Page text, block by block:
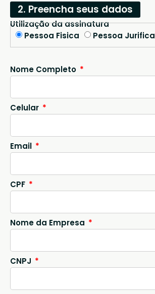
2. Preencha seus dados
Utilização da assinatura
Pessoa Fisica
Pessoa Jurifica
Nome Completo
Celular
Email
CPF
Nome da Empresa
CNPJ